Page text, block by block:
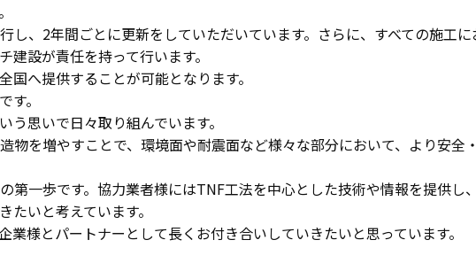
、2年間ごとに更新をしていただいています。さらに、すべての施工に
設が責任を持って行います。
へ提供することが可能となります。
。
思いで日々取り組んでいます。
物を増やすことで、環境面や耐震面など様々な部分において、より安全
第一歩です。協力業者様にはTNF工法を中心とした技術や情報を提供し
いと考えています。
様とパートナーとして長くお付き合いしていきたいと思っています。